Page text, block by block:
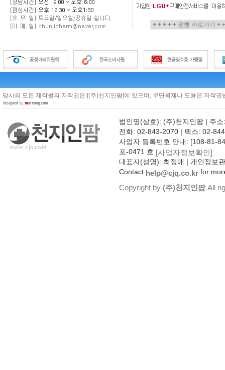
당사의 모든 제작물의 저작권은 [(주)천지인팜]에 있으며, 무단복제나 도용은 저작
법인명(상호): (주)천지인팜 | 주
전화: 02-843-2070 | 팩스: 02-
사업자 등록번호 안내: [108-81-
포-0471 호 [사업자정보확인]
대표자(성명): 최정애 | 개인정보
Contact help@cjq.co.kr for
Copyright by (주)천지인팜All